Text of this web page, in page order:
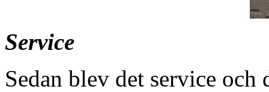
Service
Sedan blev det service